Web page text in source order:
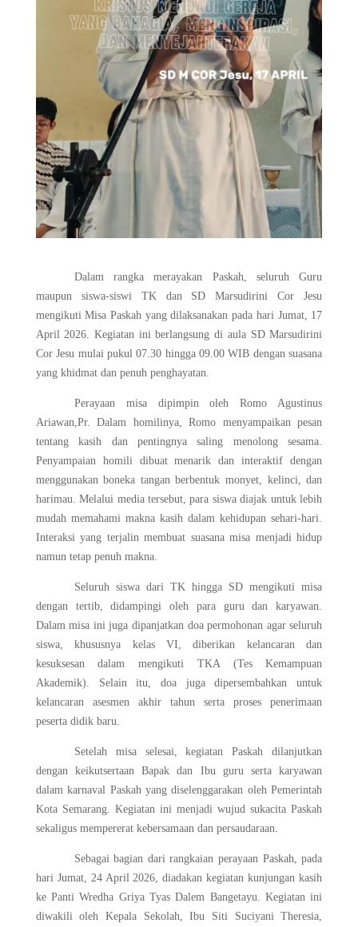
Dalam rangka merayakan Paskah, seluruh Guru
maupun siswa-siswi TK dan SD Marsudirini Cor Jesu
mengikuti Misa Paskah yang dilaksanakan pada hari Jumat, 17
April 2026. Kegiatan ini berlangsung di aula SD Marsudirini
Cor Jesu mulai pukul 07.30 hingga 09.00 WIB dengan suasana
yang khidmat dan penuh penghayatan.
Perayaan misa dipimpin oleh Romo Agustinus
Ariawan,Pr. Dalam homilinya, Romo menyampaikan pesan
tentang kasih dan pentingnya saling menolong sesama.
Penyampaian homili dibuat menarik dan interaktif dengan
menggunakan boneka tangan berbentuk monyet, kelinci, dan
harimau. Melalui media tersebut, para siswa diajak untuk lebih
mudah memahami makna kasih dalam kehidupan sehari-hari.
Interaksi yang terjalin membuat suasana misa menjadi hidup
namun tetap penuh makna.
Seluruh siswa dari TK hingga SD mengikuti misa
dengan tertib, didampingi oleh para guru dan karyawan.
Dalam misa ini juga dipanjatkan doa permohonan agar seluruh
siswa, khususnya kelas VI, diberikan kelancaran dan
kesuksesan dalam mengikuti TKA (Tes Kemampuan
Akademik). Selain itu, doa juga dipersembahkan untuk
kelancaran asesmen akhir tahun serta proses penerimaan
peserta didik baru.
Setelah misa selesai, kegiatan Paskah dilanjutkan
dengan keikutsertaan Bapak dan Ibu guru serta karyawan
dalam karnaval Paskah yang diselenggarakan oleh Pemerintah
Kota Semarang. Kegiatan ini menjadi wujud sukacita Paskah
sekaligus mempererat kebersamaan dan persaudaraan.
Sebagai bagian dari rangkaian perayaan Paskah, pada
hari Jumat, 24 April 2026, diadakan kegiatan kunjungan kasih
ke Panti Wredha Griya Tyas Dalem Bangetayu. Kegiatan ini
diwakili oleh Kepala Sekolah, Ibu Siti Suciyani Theresia,